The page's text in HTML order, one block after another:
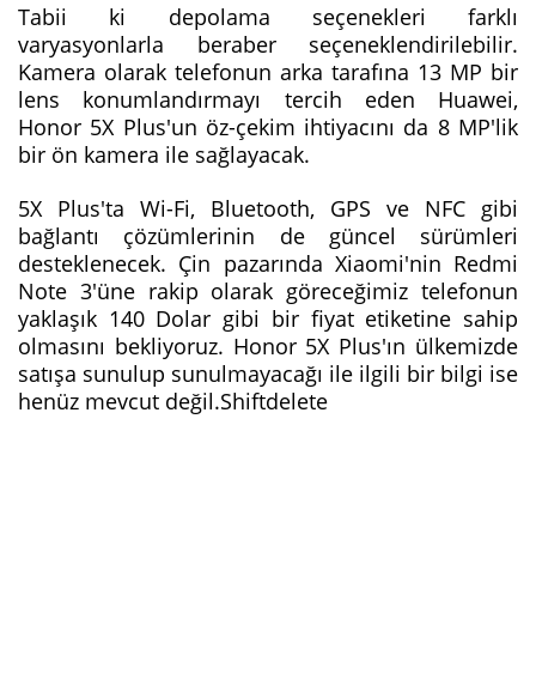
Tabii ki depolama seçenekleri farklı
varyasyonlarla beraber seçeneklendirilebilir.
Kamera olarak telefonun arka tarafına 13 MP bir
lens konumlandırmayı tercih eden Huawei,
Honor 5X Plus'un öz-çekim ihtiyacını da 8 MP'lik
bir ön kamera ile sağlayacak.
5X Plus'ta Wi-Fi, Bluetooth, GPS ve NFC gibi
bağlantı çözümlerinin de güncel sürümleri
desteklenecek. Çin pazarında Xiaomi'nin Redmi
Note 3'üne rakip olarak göreceğimiz telefonun
yaklaşık 140 Dolar gibi bir fiyat etiketine sahip
olmasını bekliyoruz. Honor 5X Plus'ın ülkemizde
satışa sunulup sunulmayacağı ile ilgili bir bilgi ise
henüz mevcut değil.Shiftdelete